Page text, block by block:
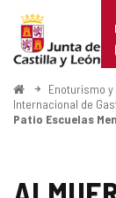
Portal
de
Turismo
de
InicioEnoturismo
Internacional de
Patio Escuelas